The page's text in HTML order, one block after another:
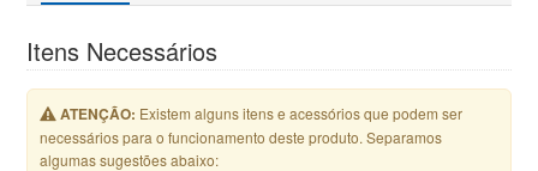
Itens Necessários
ATENÇÃO: Existem alguns itens e acessórios que podem ser
necessários para o funcionamento deste produto. Separamos
algumas sugestões abaixo: